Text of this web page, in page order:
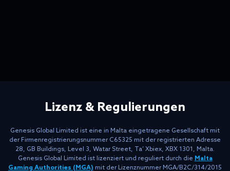
Lizenz & Regulierungen
Genesis Global Limited ist eine in Malta eingetragene Gesellschaft mit
der Firmenregistrierungsnummer C65325 mit der registrierten Adresse
28, GB Buildings, Level 3, Watar Street, Ta’ Xbiex, XBX 1301, Malta.
Genesis Global Limited ist lizenziert und reguliert durch die Malta
Gaming Authorities (MGA) mit der Lizenznummer MGA/B2C/314/2015